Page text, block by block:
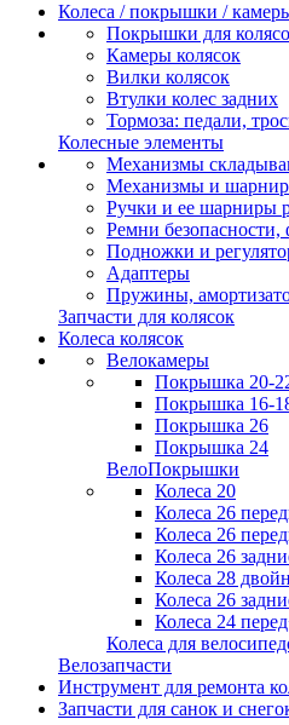
Колеса / покрышки /
Покрышки для
Камеры колясок
Вилки колясок
Втулки колес задних
Тормоза: педали,
Колесные элементы
Механизмы
Механизмы и
Ручки и ее шарниры
Ремни безопасности,
Подножки и
Адаптеры
Пружины,
Запчасти для колясок
Колеса колясок
Велокамеры
Покрышка 20-
Покрышка 16-
Покрышка 26
Покрышка 24
ВелоПокрышки
Колеса 20
Колеса 26
Колеса 26
Колеса 26
Колеса 28
Колеса 26
Колеса 24
Колеса для
Велозапчасти
Инструмент для ремонта
Запчасти для санок и